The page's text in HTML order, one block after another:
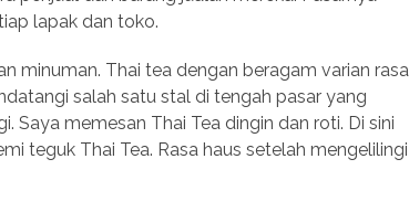
lapak dan toko.
minuman. Thai tea dengan beragam varian rasa
salah satu stal di tengah pasar yang
Saya memesan Thai Tea dingin dan roti. Di sini
teguk Thai Tea. Rasa haus setelah mengelilingi